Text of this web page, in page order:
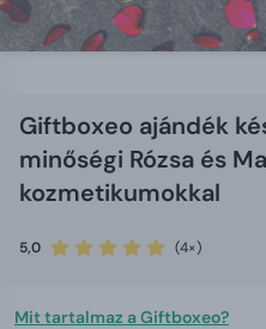
Giftboxeo ajándék
minőségi Rózsa és
kozmetikumokkal
5,0 (4×)
Mit tartalmaz a Giftboxeo?